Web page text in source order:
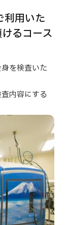
利用いた
るコース
を検査いた
内容にする